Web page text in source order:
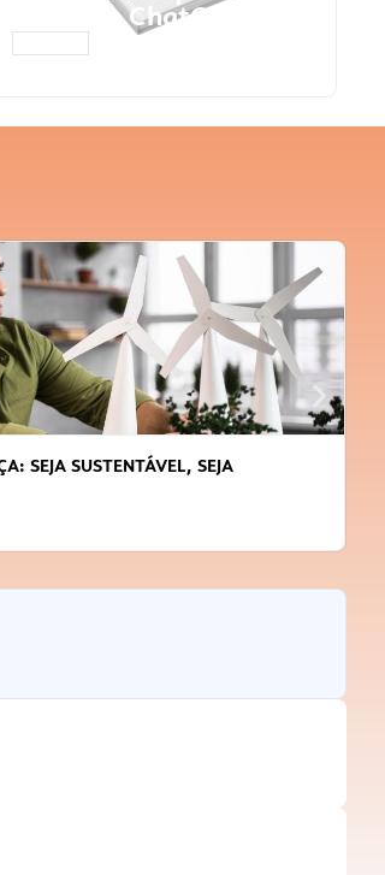
Prompts ChatGPT
SEJA SUSTENTÁVEL, SEJA